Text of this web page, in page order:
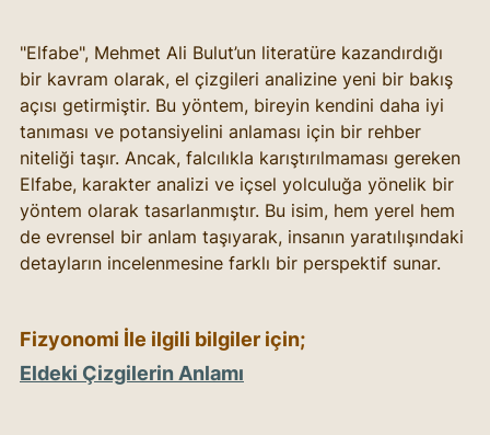
"Elfabe", Mehmet Ali Bulut’un literatüre kazandırdığı
bir kavram olarak, el çizgileri analizine yeni bir bakış
açısı getirmiştir. Bu yöntem, bireyin kendini daha iyi
tanıması ve potansiyelini anlaması için bir rehber
niteliği taşır. Ancak, falcılıkla karıştırılmaması gereken
Elfabe, karakter analizi ve içsel yolculuğa yönelik bir
yöntem olarak tasarlanmıştır. Bu isim, hem yerel hem
de evrensel bir anlam taşıyarak, insanın yaratılışındaki
detayların incelenmesine farklı bir perspektif sunar.
Fizyonomi İle ilgili bilgiler için;
Eldeki Çizgilerin Anlamı